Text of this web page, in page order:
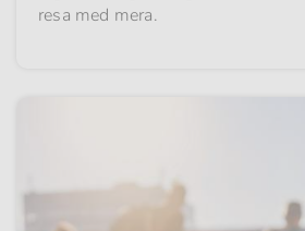
resa med mera.